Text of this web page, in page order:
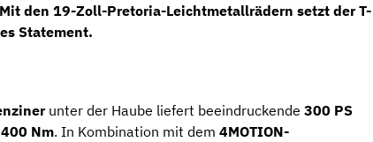
den 19-Zoll-Pretoria-Leichtmetallrädern setzt der T-
Statement.
unter der Haube liefert beeindruckende 300 PS
400 Nm. In Kombination mit dem 4MOTION-